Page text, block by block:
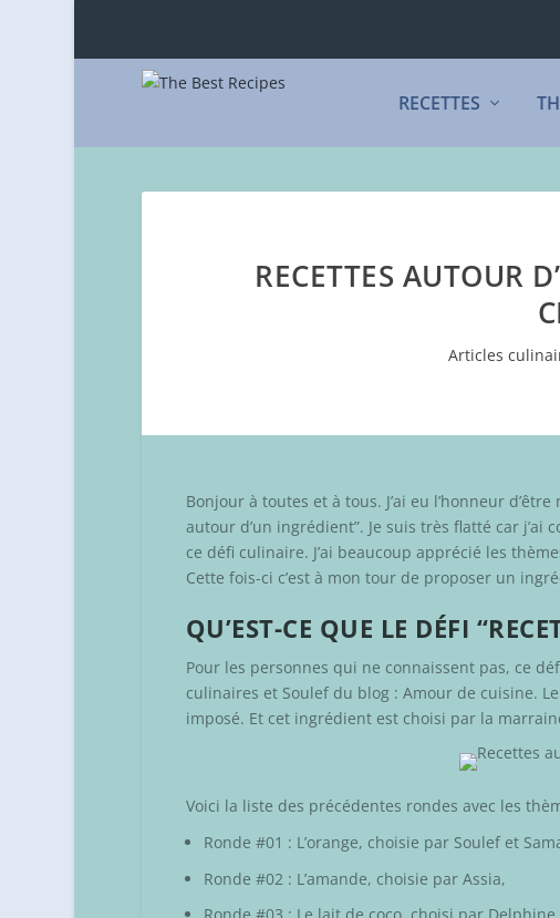
RECETTES
RECETTES AUTOUR
Articles
Bonjour à toutes et à tous. J’ai eu l’honneur
autour d’un ingrédient”. Je suis très flatté car
ce défi culinaire. J’ai beaucoup apprécié les
Cette fois-ci c’est à mon tour de proposer un
QU’EST-CE QUE LE DÉFI
Pour les personnes qui ne connaissent pas, ce
culinaires et Soulef du blog : Amour de cuisine.
imposé. Et cet ingrédient est choisi par la
Voici la liste des précédentes rondes avec les
Ronde #01 : L’orange, choisie par Soulefet
Ronde #02 : L’amande, choisie par Assia,